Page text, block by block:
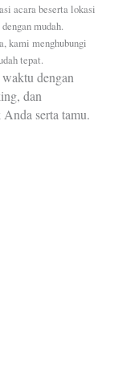
acara beserta lokasi
mudah.
kami menghubungi
tepat.
dengan
dan
serta tamu.